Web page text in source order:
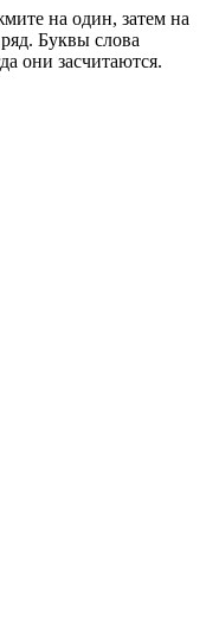
на один, затем на
Буквы слова
они засчитаются.